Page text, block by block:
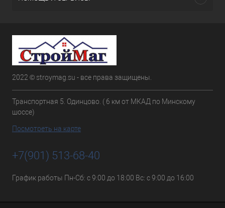
2022 © stroymag.su - все права защищены.
Транспортная 5. Одинцово. ( 6 км от МКАД по Минскому
шоссе)
Посмотреть на карте
+7(901) 513-68-40
График работы Пн-Сб: с 9:00 до 18:00 Вс: с 9:00 до 16:00